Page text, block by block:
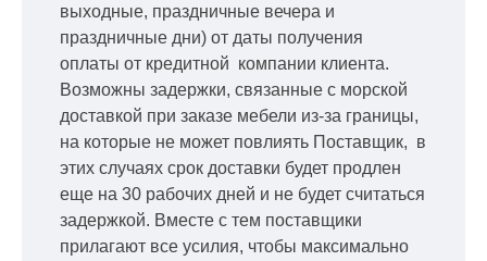
выходные, праздничные вечера и
праздничные дни) от даты получения
оплаты от кредитной компании клиента.
Возможны задержки, связанные с морской
доставкой при заказе мебели из-за границы,
на которые не может повлиять Поставщик, в
этих случаях срок доставки будет продлен
еще на 30 рабочих дней и не будет считаться
задержкой. Вместе с тем поставщики
прилагают все усилия, чтобы максимально